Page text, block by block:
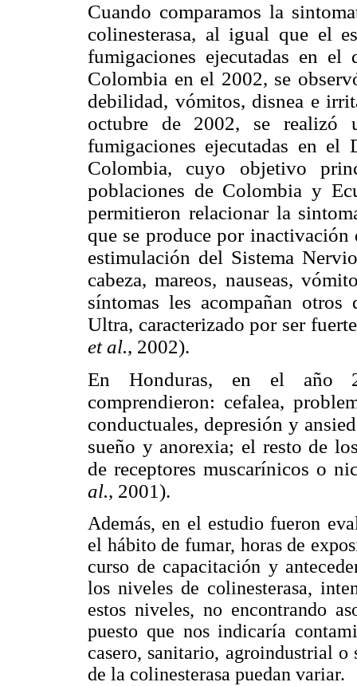
Cuando comparamos la
colinesterasa, al igual que el
fumigaciones ejecutadas en el
Colombia en el 2002, se
debilidad, vómitos, disnea e
octubre de 2002, se realizó
fumigaciones ejecutadas en el
Colombia, cuyo objetivo
poblaciones de Colombia y
permitieron relacionar la
que se produce por inactivación
estimulación del Sistema
cabeza, mareos, nauseas,
síntomas les acompañan
Ultra, caracterizado por ser
et al., 2002).
En Honduras, en el año
comprendieron: cefalea,
conductuales, depresión y
sueño y anorexia; el resto de
de receptores muscarínicos o
al., 2001).
Además, en el estudio fueron
el hábito de fumar, horas de
curso de capacitación y
los niveles de colinesterasa,
estos niveles, no encontrando
puesto que nos indicaría
casero, sanitario, agroindustrial
de la colinesterasa puedan variar.